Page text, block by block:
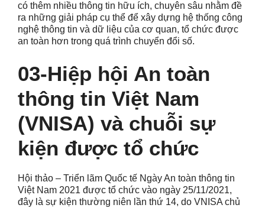
có thêm nhiều thông tin hữu ích, chuyên sâu nhằm đề
ra những giải pháp cụ thể để xây dựng hệ thống công
nghệ thông tin và dữ liệu của cơ quan, tổ chức được
an toàn hơn trong quá trình chuyển đổi số.
03-Hiệp hội An toàn
thông tin Việt Nam
(VNISA) và chuỗi sự
kiện được tổ chức
Hội thảo – Triển lãm Quốc tế Ngày An toàn thông tin
Việt Nam 2021 được tổ chức vào ngày 25/11/2021,
đây là sự kiện thường niên lần thứ 14, do VNISA chủ